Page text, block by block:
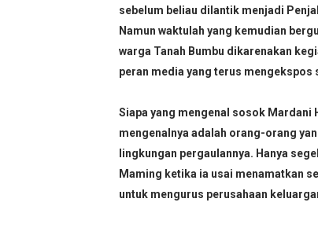
Umat Islam Bersatu,
Selamat Atas
Selamat Kelahiran
Antara Pilkada dan
Visioner, Saya Ingin
sebelum beliau dilantik menjadi
Namun waktulah yang kemudian
warga Tanah Bumbu dikarenakan
peran media yang terus
Siapa yang mengenal sosok Mardani
mengenalnya adalah orang-orang
lingkungan pergaulannya. Hanya
Maming ketika ia usai menamatkan
untuk mengurus perusahaan